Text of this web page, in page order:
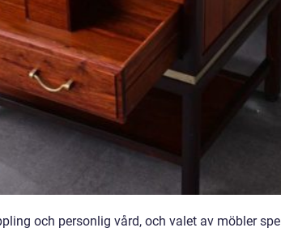
och personlig vård, och valet av möbler